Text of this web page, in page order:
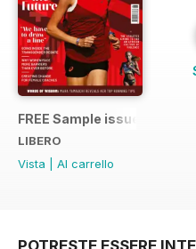
FREE Sample issue
LIBERO
Vista
Al carrello
POTRESTE ESSERE